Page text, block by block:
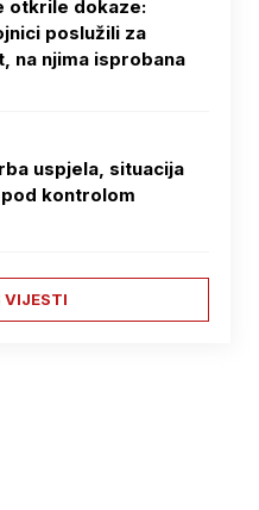
otkrile dokaze:
poslužili za
na njima isprobana
uspjela, situacija
kontrolom
VIJESTI